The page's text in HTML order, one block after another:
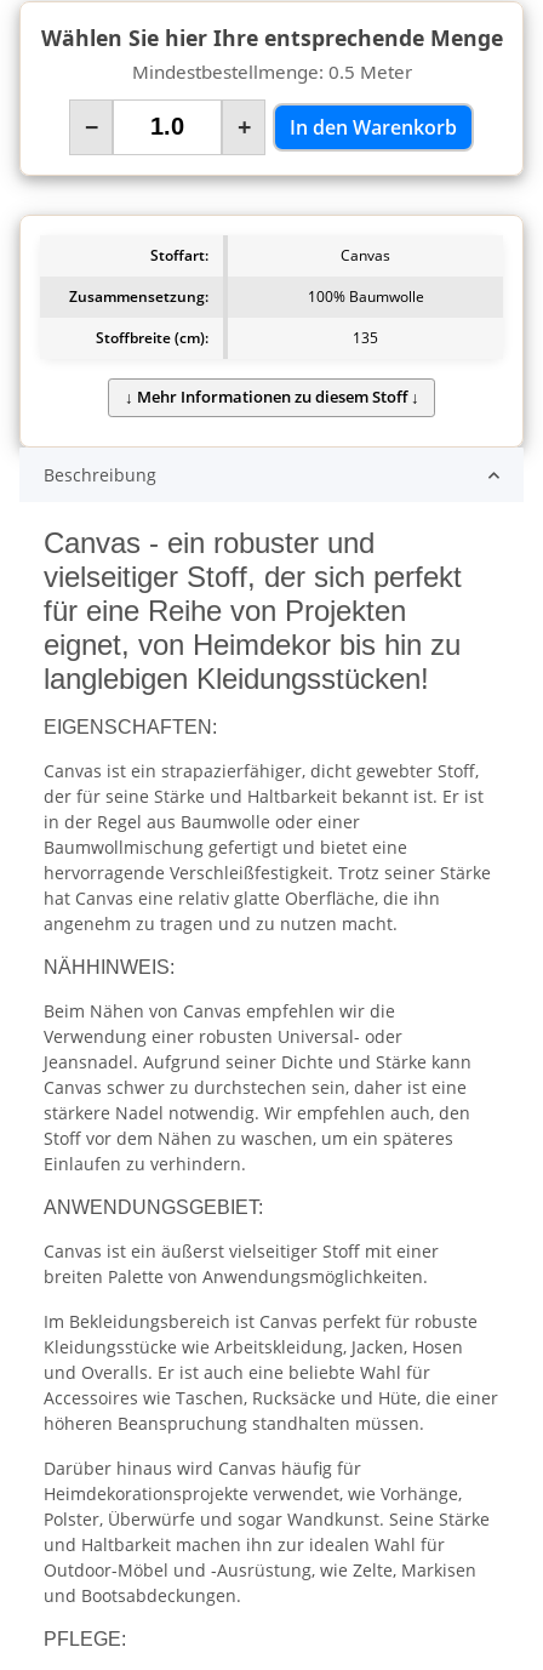
Wählen Sie hier Ihre entsprechende Menge
Mindestbestellmenge: 0.5 Meter
− + In den Warenkorb
Stoffart:
Canvas
Zusammensetzung:
100% Baumwolle
Stoffbreite (cm):
135
Beschreibung
Canvas - ein robuster und
vielseitiger Stoff, der sich perfekt
für eine Reihe von Projekten
eignet, von Heimdekor bis hin zu
langlebigen Kleidungsstücken!
EIGENSCHAFTEN:
Canvas ist ein strapazierfähiger, dicht gewebter Stoff,
der für seine Stärke und Haltbarkeit bekannt ist. Er ist
in der Regel aus Baumwolle oder einer
Baumwollmischung gefertigt und bietet eine
hervorragende Verschleißfestigkeit. Trotz seiner Stärke
hat Canvas eine relativ glatte Oberfläche, die ihn
angenehm zu tragen und zu nutzen macht.
NÄHHINWEIS:
Beim Nähen von Canvas empfehlen wir die
Verwendung einer robusten Universal- oder
Jeansnadel. Aufgrund seiner Dichte und Stärke kann
Canvas schwer zu durchstechen sein, daher ist eine
stärkere Nadel notwendig. Wir empfehlen auch, den
Stoff vor dem Nähen zu waschen, um ein späteres
Einlaufen zu verhindern.
ANWENDUNGSGEBIET:
Canvas ist ein äußerst vielseitiger Stoff mit einer
breiten Palette von Anwendungsmöglichkeiten.
Im Bekleidungsbereich ist Canvas perfekt für robuste
Kleidungsstücke wie Arbeitskleidung, Jacken, Hosen
und Overalls. Er ist auch eine beliebte Wahl für
Accessoires wie Taschen, Rucksäcke und Hüte, die einer
höheren Beanspruchung standhalten müssen.
Darüber hinaus wird Canvas häufig für
Heimdekorationsprojekte verwendet, wie Vorhänge,
Polster, Überwürfe und sogar Wandkunst. Seine Stärke
und Haltbarkeit machen ihn zur idealen Wahl für
Outdoor-Möbel und -Ausrüstung, wie Zelte, Markisen
und Bootsabdeckungen.
PFLEGE: